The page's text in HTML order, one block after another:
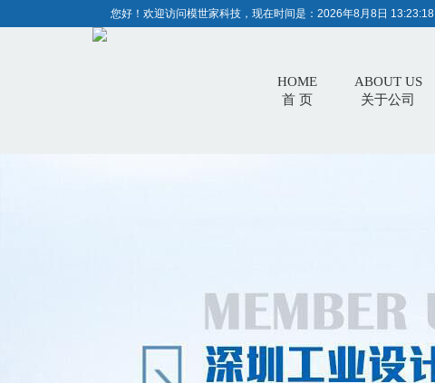
您好！欢迎访问模世家科技，现在时间是： 2026年8月8日 13:23:18
HOME
首 页
ABOUT US
关于公司